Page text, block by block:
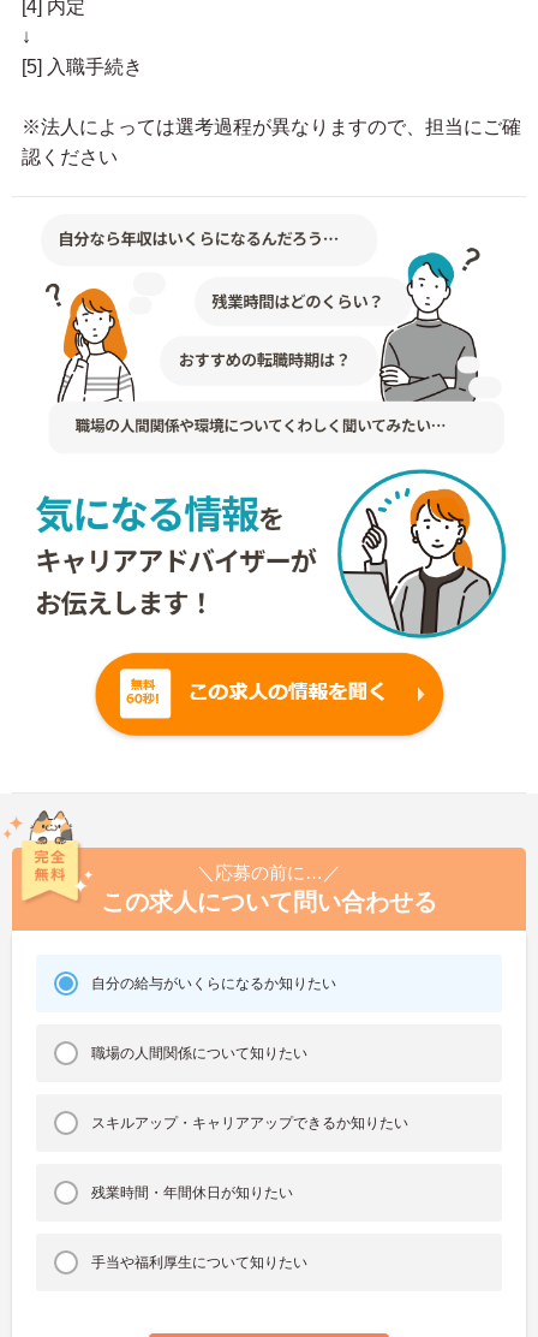
[4] 内定
↓
[5] 入職手続き
※法人によっては選考過程が異なりますので、担当にご確
認ください
＼応募の前に…／
この求人について問い合わせる
自分の給与がいくらになるか知りたい
職場の人間関係について知りたい
スキルアップ・キャリアアップできるか知りたい
残業時間・年間休日が知りたい
手当や福利厚生について知りたい